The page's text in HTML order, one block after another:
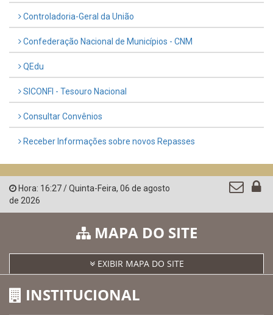
Controladoria-Geral da União
Confederação Nacional de Municípios - CNM
QEdu
SICONFI - Tesouro Nacional
Consultar Convênios
Receber Informações sobre novos Repasses
Hora: 16:27/Quinta-Feira, 06 de agosto
de 2026
MAPA DO SITE
EXIBIR MAPA DO SITE
INSTITUCIONAL